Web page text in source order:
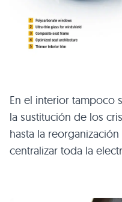
En el interior tampoco
la sustitución de los
hasta la
centralizar toda la